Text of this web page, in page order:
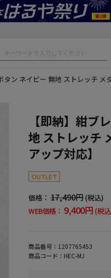
タン ネイビー 無地 ストレッチ
【即納】紺ブ
地 ストレッチ
アップ対応】
OUTLET
価格： 17,490円 (税込)
WEB価格： 9,400円 (税
商品番号： 1207765453
商品コード： HEC-MJ